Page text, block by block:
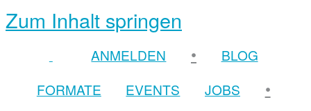
Zum Inhalt springen
ANMELDEN •
BLOG
FORMATE
EVENTS JOBS •